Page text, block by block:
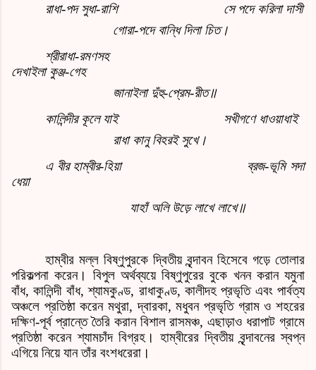
রাধা-পদ সুধা-রাশি
সে পদে করিলা দাসী
গোরা-পদে বান্ধি দিলা চিত।
শ্রীরাধা-রমণসহ
দেখাইলা কুঞ্জ-গেহ
জানাইলা দুঁহু-প্রেম-রীত॥
কালিন্দীর কূলে যাই
সখীগণে ধাওয়াধাই
রাধা কানু বিহরই সুখে।
এ বীর হাম্বীর-হিয়া
ব্রজ-ভূমি সদা
ধেয়া
যাহাঁ অলি উড়ে লাখে লাখে॥
হাম্বীর মল্ল বিষ্ণুপুরকে দ্বিতীয় বৃন্দাবন হিসেবে গড়ে তোলার
পরিকল্পনা করেন। বিপুল অর্থব্যয়ে বিষ্ণুপুরের বুকে খনন করান যমুনা
বাঁধ,কালিন্দী বাঁধ,শ্যামকুণ্ড, রাধাকুণ্ড, কালীদহ প্রভৃতি এবং পার্বত্য
অঞ্চলে প্রতিষ্ঠা করেন মথুরা,দ্বারকা,মধুবন প্রভৃতি গ্রাম ও শহরের
দক্ষিণ-পূর্ব প্রান্তে তৈরি করান বিশাল রাসমঞ্চ,এছাড়াও ধরাপাট গ্রামে
প্রতিষ্ঠা করেন শ্যামচাঁদ বিগ্রহ। হাম্বীরের দ্বিতীয় বৃন্দাবনের স্বপ্ন
এগিয়ে নিয়ে যান তাঁর বংশধরেরা।